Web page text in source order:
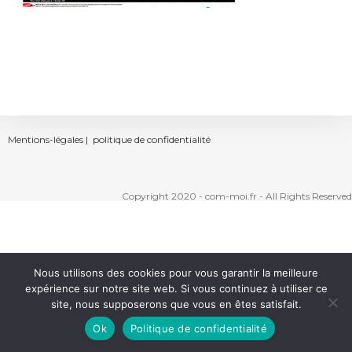
Mentions-légales | politique de confidentialité
Copyright 2020 - com-moi.fr - All Rights Reserved
Nous utilisons des cookies pour vous garantir la meilleure
expérience sur notre site web. Si vous continuez à utiliser ce
site, nous supposerons que vous en êtes satisfait.
Ok
Politique de confidentialité